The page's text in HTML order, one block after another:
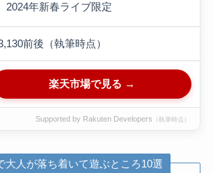
2024年新春ライブ限定
前後（執筆時点）
楽天市場で見る →
Supported by Rakuten Developers （執筆時点）
大人が落ち着いて遊ぶところ10選